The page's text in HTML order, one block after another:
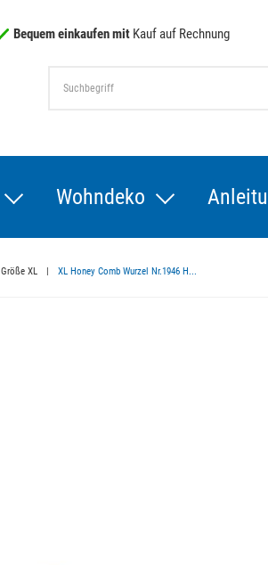
Bequem einkaufen mit Kauf auf Rechnung
Wohndeko
Größe XL XL Honey Comb Wurzel Nr.1946 H...